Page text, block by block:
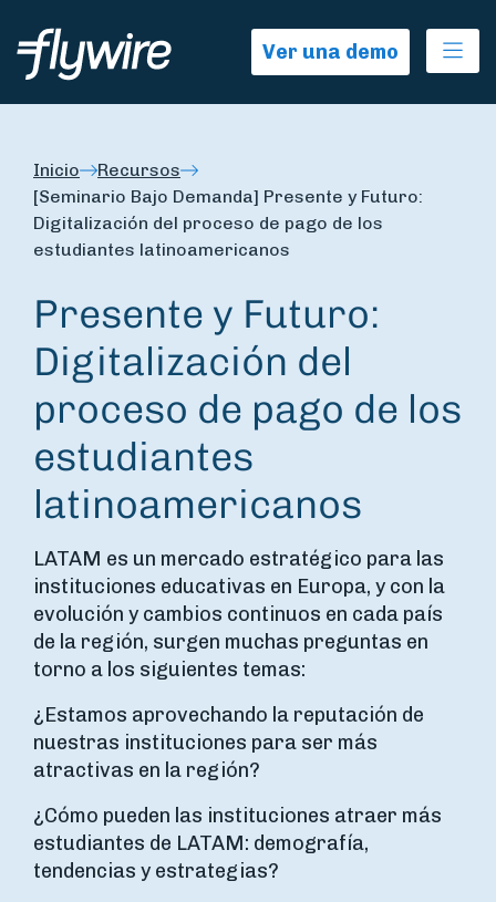
Ver una demo
Inicio
Recursos
[Seminario Bajo Demanda] Presente y Futuro:
Digitalización del proceso de pago de los
estudiantes latinoamericanos
Presente y Futuro:
Digitalización del
proceso de pago de los
estudiantes
latinoamericanos
LATAM es un mercado estratégico para las
instituciones educativas en Europa, y con la
evolución y cambios continuos en cada país
de la región, surgen muchas preguntas en
torno a los siguientes temas:
¿Estamos aprovechando la reputación de
nuestras instituciones para ser más
atractivas en la región?
¿Cómo pueden las instituciones atraer más
estudiantes de LATAM: demografía,
tendencias y estrategias?